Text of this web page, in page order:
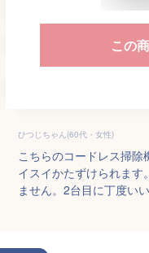
この
ひつじちゃん(60代・女性)
こちらのコードレス掃
イスイかたずけられます
ません。2台目に丁度いい